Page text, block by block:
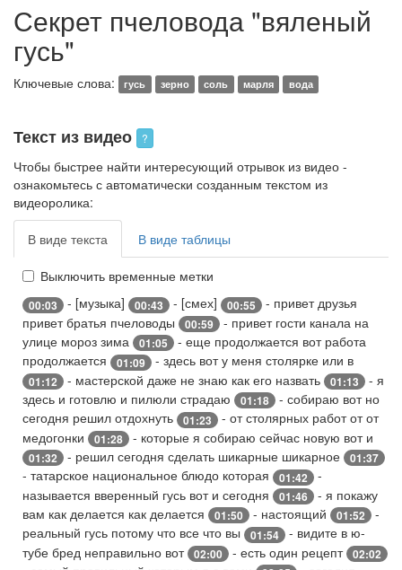
Секрет пчеловода "вяленый
гусь"
Ключевые слова: гусь зерно соль марля вода
Текст из видео ?
Чтобы быстрее найти интересующий отрывок из видео -
ознакомьтесь с автоматически созданным текстом из
видеоролика:
В виде текста В виде таблицы
Выключить временные метки
00:03 - [музыка] 00:43 - [смех] 00:55
- привет друзья
привет братья пчеловоды
00:59
- привет гости канала на
улице мороз зима
01:05
- еще продолжается вот работа
продолжается
01:09 - здесь вот у меня столярке или в
01:12 - мастерской даже не знаю как его назвать 01:13
- я
здесь и готовлю и пилюли страдаю
01:18
- собираю вот но
сегодня решил отдохнуть
01:23
- от столярных работ от от
медогонки
01:28 - которые я собираю сейчас новую вот и
01:32 - решил сегодня сделать шикарные шикарное 01:37
- татарское национальное блюдо которая 01:42
-
называется вверенный гусь вот и сегодня
01:46
- я покажу
вам как делается как делается
01:50 - настоящий 01:52
-
реальный гусь потому что все что вы
01:54
- видите в ю-
тубе бред неправильно вот 02:00 - есть один рецепт 02:02